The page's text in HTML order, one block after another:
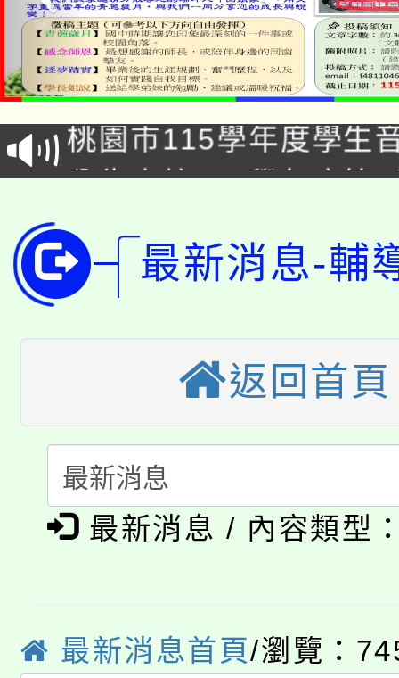
公告本校115學年度第
代理(課)教師甄選結果(
「2026金融保險知識
車」活動
桃園市115學年度學生
生本土語及新住民語歌
公告本校115學年度第
代理(課)教師甄選結果(
轉知中國文化大學推廣
《TA101》溝通分析基
程，歡迎學生輔導中心
心理、諮商輔導、社會
系所師生報名參加。
轉知苗栗縣政府辦理
縣市「校園短影音徵
門員」簡章及活動海報
踴躍報名參加。
桃園市115學年度學生
「桃園市補助參觀特色
展演活動實施計畫」
115年度「教育部表揚
義教育推展貢獻獎」
公告本校115學年度第
代理(課)教師甄選結果(
「2026金融保險知識
代理(課)教師甄選結果(
公告本校115學年度第
最新消息-輔
返回首頁
最新消息 / 內容類型
最新消息首頁/瀏覽：